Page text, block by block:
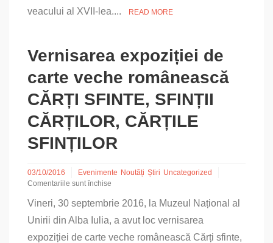
VEACULUI
LEA
–
expoziție
de
carte
veacului al XVII-lea....
READ MORE
Vernisarea expoziției de
carte veche românească
CĂRȚI SFINTE, SFINȚII
CĂRȚILOR, CĂRȚILE
SFINȚILOR
03/10/2016 Evenimente Noutăți Știri Uncategorized
Comentariile sunt închise
Vernisarea
expoziției
de
carte
Vineri, 30 septembrie 2016, la Muzeul Național al
Unirii din Alba Iulia, a avut loc vernisarea
expoziției de carte veche românească Cărți sfinte,